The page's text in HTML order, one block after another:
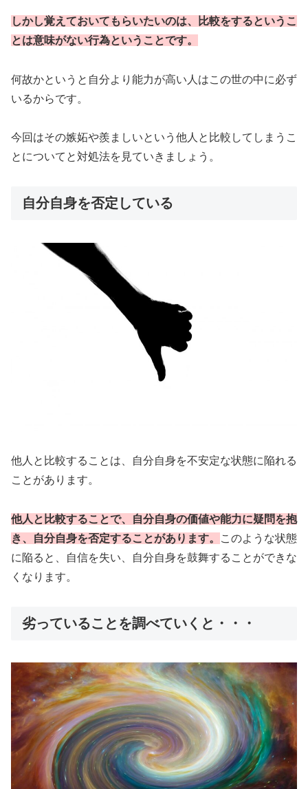
しかし覚えておいてもらいたいのは、比較をするというこ
とは意味がない行為ということです。
何故かというと自分より能力が高い人はこの世の中に必ず
いるからです。
今回はその嫉妬や羨ましいという他人と比較してしまうこ
とについてと対処法を見ていきましょう。
自分自身を否定している
他人と比較することは、自分自身を不安定な状態に陥れる
ことがあります。
他人と比較することで、自分自身の価値や能力に疑問を抱
き、自分自身を否定することがあります。
このような状態
に陥ると、自信を失い、自分自身を鼓舞することができな
くなります。
劣っていることを調べていくと・・・